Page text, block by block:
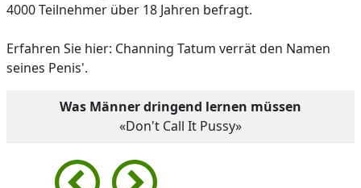
4000 Teilnehmer über 18 Jahren befragt.
Erfahren Sie hier: Channing Tatum verrät den Namen
seines Penis'.
Was Männer dringend lernen müssen
«Don't Call It Pussy»